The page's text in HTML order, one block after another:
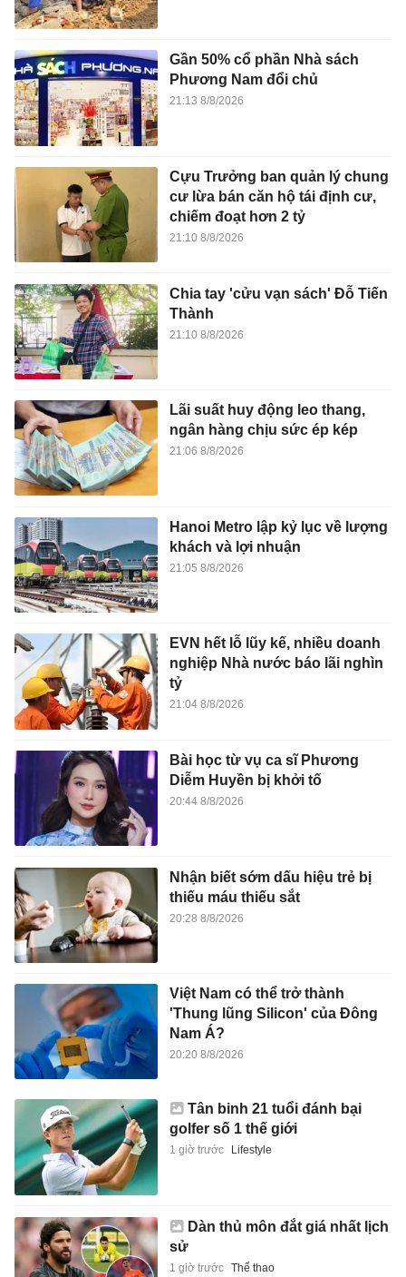
Gần 50% cổ phần Nhà sách
Phương Nam đổi chủ
21:13 8/8/2026
Cựu Trưởng ban quản lý chung
cư lừa bán căn hộ tái định cư,
chiếm đoạt hơn 2 tỷ
21:10 8/8/2026
Chia tay 'cửu vạn sách' Đỗ Tiến
Thành
21:10 8/8/2026
Lãi suất huy động leo thang,
ngân hàng chịu sức ép kép
21:06 8/8/2026
Hanoi Metro lập kỷ lục về lượng
khách và lợi nhuận
21:05 8/8/2026
EVN hết lỗ lũy kế, nhiều doanh
nghiệp Nhà nước báo lãi nghìn
tỷ
21:04 8/8/2026
Bài học từ vụ ca sĩ Phương
Diễm Huyền bị khởi tố
20:44 8/8/2026
Nhận biết sớm dấu hiệu trẻ bị
thiếu máu thiếu sắt
20:28 8/8/2026
Việt Nam có thể trở thành
'Thung lũng Silicon' của Đông
Nam Á?
20:20 8/8/2026
Tân binh 21 tuổi đánh bại
golfer số 1 thế giới
1 giờ trước Lifestyle
Dàn thủ môn đắt giá nhất lịch
sử
1 giờ trước Thể thao